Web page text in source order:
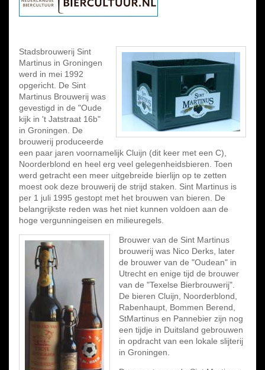
Stadsbrouwerij Sint
Martinus in Groningen
werd in mei 1992
opgericht. De Sint
Martinus Brouwerij was
gevestigd in de "Oude
kijk in 't Jatstraat 16b"
in Groningen. De
brouwerij produceerde
een paar jaren voornamelijk Cluijn (dit keer met een C),
Noorderblond en heel erg veel gelegenheidsbieren. Toen
werd getracht een meer uitgebreide bierlijn op te zetten
moest ook deze brouwerij de strijd staken. Sint Martinus is
per 1 juli 1995 gestopt met het brouwen van bieren. De
belangrijkste reden was het niet kunnen voldoen aan de
hoge vergunningeisen en milieuregels.
Brouwer van de Sint Martinus
brouwerij was Nico Derks, later
de brouwer van de "Oudean" in
Utrecht en enige tijd de brouwer
van de "Texelse Bierbrouwerij".
De bieren Cluijn, Noorderblond,
Rabenhaupt, Bommen Berend,
StMartinus en Pannebier zijn nog
een tijdje in Duitsland gebrouwen
in opdracht van een lokale slijterij
in Groningen.